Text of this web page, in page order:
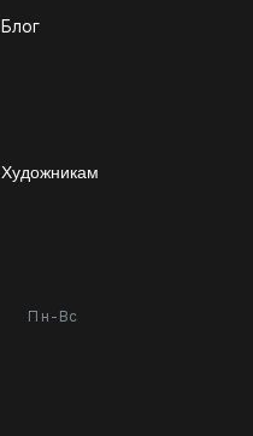
Пн-Вс
Блог
Художникам